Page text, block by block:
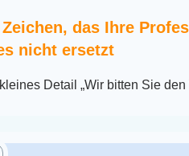
das Ihre
nicht ersetzt
Detail „Wir bitten Sie